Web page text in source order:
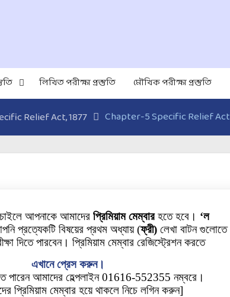
লিখিত পরীক্ষা প্রস্তুতি মৌখিক পরীক্ষা প্রস্তুতি
Relief Act, 1877 Chapter-5 Specific Relief Act
আপনাকে আমাদের প্রিমিয়াম মেম্বারহতে হবে। ‘ল
প্রত্যেকটি বিষয়ের প্রথম অধ্যায়(ফ্রী)লেখা বাটন গুলোতে
দিতে পারবেন। প্রিমিয়াম মেম্বার রেজিস্ট্রেশন করতে
এখানে প্রেস করুন।
পারেন আমাদের হেল্পলাইন 01616-552355 নম্বরে।
প্রিমিয়াম মেম্বার হয়ে থাকলে নিচে লগিন করুন]